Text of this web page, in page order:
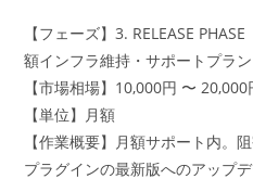
【フェーズ】3. RELEASE
額インフラ維持・サポートプラン
【市場相場】10,000円 〜 20,000
【単位】月額
【作業概要】月額サポート内。
プラグインの最新版へのアップデ